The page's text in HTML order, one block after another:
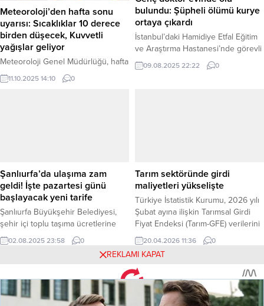
Roland Sallai, önemli...
gerçekçi olmayan hedeflerle”
kamuoyunda beklenti
yaratılmasından kaynaklandığını
belirtti. Haber Merkezi...
Meteoroloji’den hafta sonu
uyarısı: Sıcaklıklar 10 derece
birden düşecek, Kuvvetli
yağışlar geliyor
Meteoroloji Genel Müdürlüğü, hafta
sonu için yurt genelinde beklenen
hava durumuna ilişkin kritik bir
altına ineceği tahmin ediliyor. Haber
Merkezi – Meteoroloji’nin son
tahminlerine...
11.10.2025 14:10 0
bulundu: Şüpheli ölümü kurye
ortaya çıkardı
İstanbul’daki Hamidiye Etfal Eğitim
ve Araştırma Hastanesi’nde görevli
Asistan Doktor Eylül Karagöz,
evinde hayatını kaybetmiş halde
09.08.2025 22:22 0
Şanlıurfa’da ulaşıma zam
geldi! İşte pazartesi günü
başlayacak yeni tarife
Şanlıurfa Büyükşehir Belediyesi,
şehir içi toplu taşıma ücretlerine
zam yapıldığını duyurdu. Yeni tarife,
4 Ağustos 2025 Pazartesi
gününden itibaren geçerli olacak.
yaşayan vatandaşları yakından
ilgilendiren bir gelişme yaşandı.
02.08.2025 23:58 0
Tarım sektöründe girdi
maliyetleri yükselişte
Türkiye İstatistik Kurumu, 2026 yılı
Şubat ayına ilişkin Tarımsal Girdi
Fiyat Endeksi (Tarım-GFE) verilerini
açıkladı. Haber Merkezi – Bir
önceki aya göre yüzde 3,10
artarken, geçen yılın aynı ayına
göre yüzde 31,55 yükseldi. Yılın
başına göre artış yüzde 7,08
olurken, on iki aylık ortalamalara
20.04.2026 11:36 0
REKLAMI KAPAT